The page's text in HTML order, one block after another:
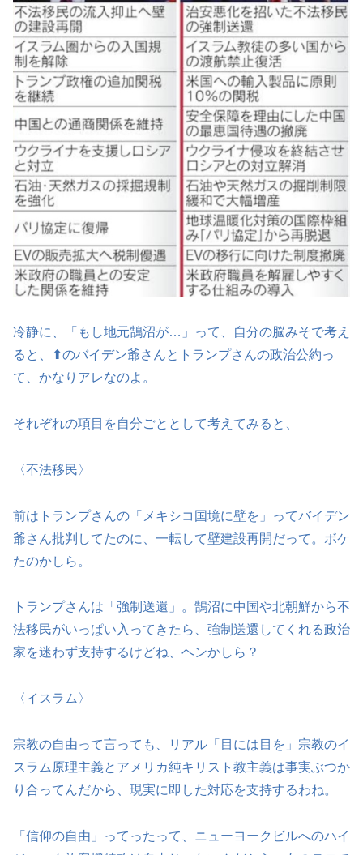
冷静に、「もし地元鵠沼が…」って、自分の脳みそで考え
ると、⬆のバイデン爺さんとトランプさんの政治公約っ
て、かなりアレなのよ。
それぞれの項目を自分ごととして考えてみると、
〈不法移民〉
前はトランプさんの「メキシコ国境に壁を」ってバイデン
爺さん批判してたのに、一転して壁建設再開だって。ボケ
たのかしら。
トランプさんは「強制送還」。鵠沼に中国や北朝鮮から不
法移民がいっぱい入ってきたら、強制送還してくれる政治
家を迷わず支持するけどね、ヘンかしら？
〈イスラム〉
宗教の自由って言っても、リアル「目には目を」宗教のイ
スラム原理主義とアメリカ純キリスト教主義は事実ぶつか
り合ってんだから、現実に即した対応を支持するわね。
「信仰の自由」ってったって、ニューヨークビルへのハイ